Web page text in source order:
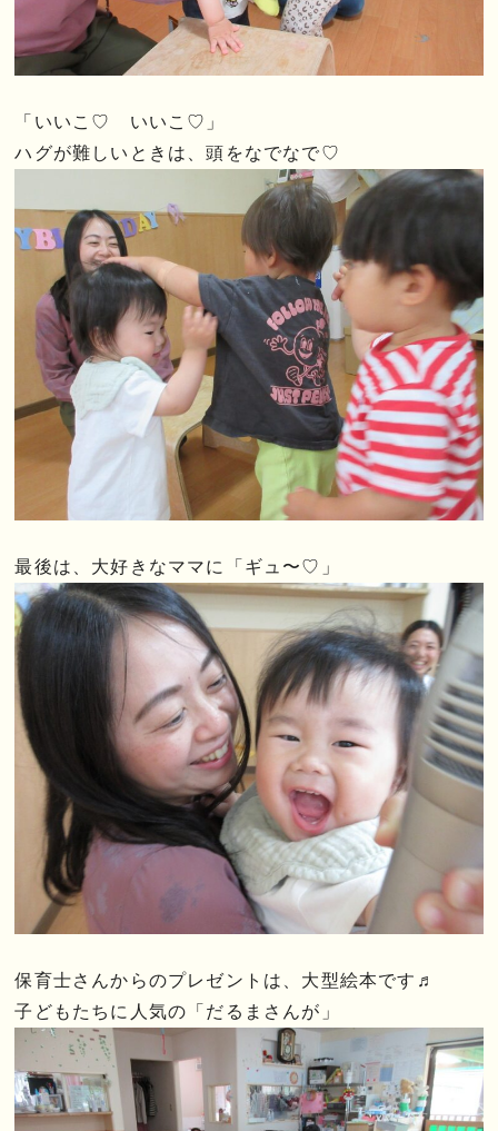
「いいこ♡ いいこ♡」
ハグが難しいときは、頭をなでなで♡
最後は、大好きなママに「ギュ〜♡」
保育士さんからのプレゼントは、大型絵本です♬
子どもたちに人気の「だるまさんが」